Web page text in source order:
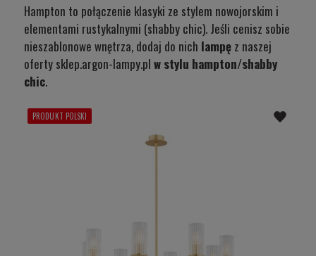
Hampton to połączenie klasyki ze stylem nowojorskim i
elementami rustykalnymi (shabby chic). Jeśli cenisz sobie
nieszablonowe wnętrza, dodaj do nich lampę z naszej
oferty sklep.argon-lampy.pl w stylu hampton/shabby
chic.
PRODUKT POLSKI